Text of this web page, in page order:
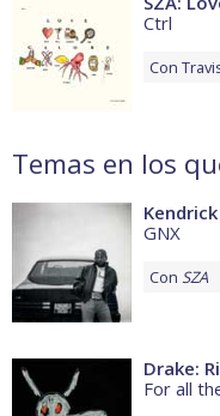
Ctrl
Con
Temas en los
GNX
Con SZA
Drake:
For all